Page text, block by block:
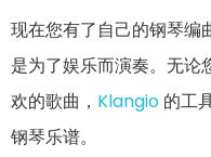
现在您有了自己的钢琴
是为了娱乐而演奏。无论
欢的歌曲， Klangio 的工
钢琴乐谱。